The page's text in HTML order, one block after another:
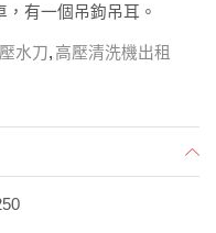
有一個吊鉤吊耳。
水刀, 高壓清洗機出租